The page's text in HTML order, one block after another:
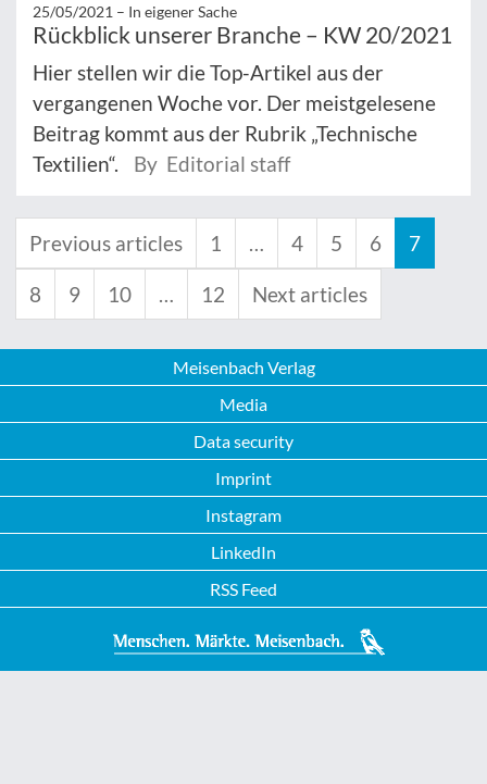
25/05/2021 – In eigener Sache
Rückblick unserer Branche – KW 20/2021
Hier stellen wir die Top-Artikel aus der
vergangenen Woche vor. Der meistgelesene
Beitrag kommt aus der Rubrik „Technische
Textilien“.
By Editorial staff
Previous articles 1 … 4 5 6 7
8 9 10 … 12 Next articles
Meisenbach Verlag
Media
Data security
Imprint
Instagram
LinkedIn
RSS Feed